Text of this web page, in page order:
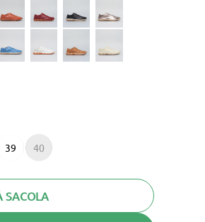
39 40
SACOLA